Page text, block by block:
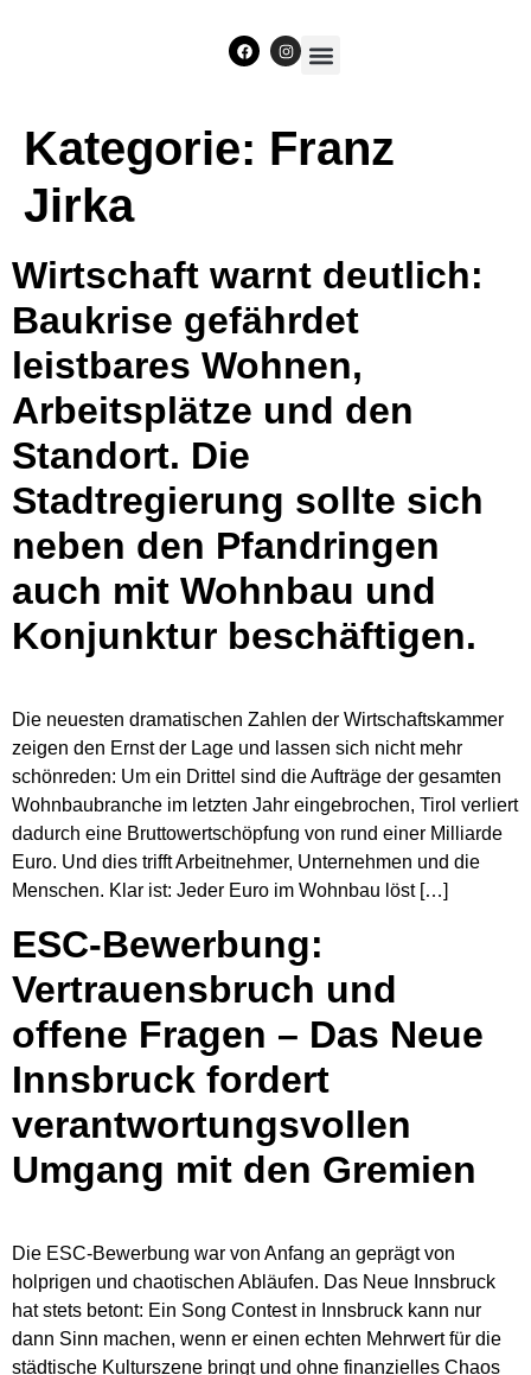
Kategorie: Franz
Jirka
Wirtschaft warnt deutlich:
Baukrise gefährdet
leistbares Wohnen,
Arbeitsplätze und den
Standort. Die
Stadtregierung sollte sich
neben den Pfandringen
auch mit Wohnbau und
Konjunktur beschäftigen.
Die neuesten dramatischen Zahlen der Wirtschaftskammer
zeigen den Ernst der Lage und lassen sich nicht mehr
schönreden: Um ein Drittel sind die Aufträge der gesamten
Wohnbaubranche im letzten Jahr eingebrochen, Tirol verliert
dadurch eine Bruttowertschöpfung von rund einer Milliarde
Euro. Und dies trifft Arbeitnehmer, Unternehmen und die
Menschen. Klar ist: Jeder Euro im Wohnbau löst […]
ESC-Bewerbung:
Vertrauensbruch und
offene Fragen – Das Neue
Innsbruck fordert
verantwortungsvollen
Umgang mit den Gremien
Die ESC-Bewerbung war von Anfang an geprägt von
holprigen und chaotischen Abläufen. Das Neue Innsbruck
hat stets betont: Ein Song Contest in Innsbruck kann nur
dann Sinn machen, wenn er einen echten Mehrwert für die
städtische Kulturszene bringt und ohne finanzielles Chaos